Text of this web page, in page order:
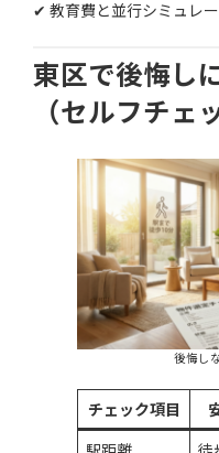
✔ 教育費と並行シミュレ
東区で後悔し
（セルフチェ
後悔し
チェック項目